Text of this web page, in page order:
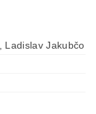
Ladislav Jakubčo